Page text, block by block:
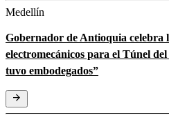
Medellín
Gobernador de Antioquia celebra
electromecánicos para el Túnel
tuvo embodegados”